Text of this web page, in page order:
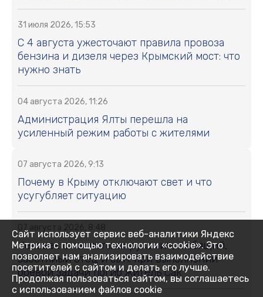
31 июля 2026, 15:53
С 4 августа ужесточают правила провоза
бензина и дизеля через Крымский мост: что
нужно знать
04 августа 2026, 11:26
Администрация Ялты перешла на
усиленный режим работы с жителями
07 августа 2026, 9:13
Почему в Крыму отключают свет и что
усугубляет ситуацию
Человек с «золотыми руками», любящий,
заботлиый отец и сын: при выполнении
боевой задачи погиб житель Сак
Сайт использует сервис веб-аналитики Яндекс
Метрика с помощью технологии «cookie». Это
позволяет нам анализировать взаимодействие
посетителей с сайтом и делать его лучше.
Продолжая пользоваться сайтом, вы соглашаетесь
с использованием файлов cookie